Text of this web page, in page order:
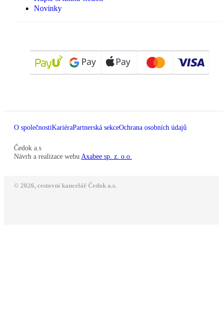
Novinky
O společnostiKariéraPartnerská sekceOchrana osobních údajů
Čedok a.s
Návrh a realizace webu Axabee sp. z. o.o.
© 2026, cestovní kancelář Čedok a.s.